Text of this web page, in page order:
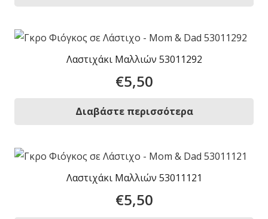
Λαστιχάκι Μαλλιών 53011292
€5,50
Διαβάστε περισσότερα
Λαστιχάκι Μαλλιών 53011121
€5,50